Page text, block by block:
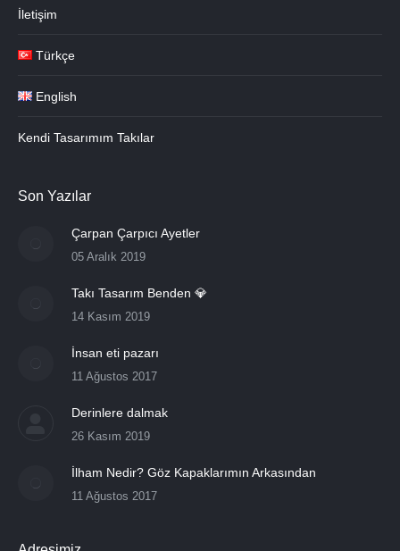
İletişim
Türkçe
English
Kendi Tasarımım Takılar
Son Yazılar
Çarpan Çarpıcı Ayetler
05 Aralık 2019
Takı Tasarım Benden 💎
14 Kasım 2019
İnsan eti pazarı
11 Ağustos 2017
Derinlere dalmak
26 Kasım 2019
İlham Nedir? Göz Kapaklarımın Arkasından
11 Ağustos 2017